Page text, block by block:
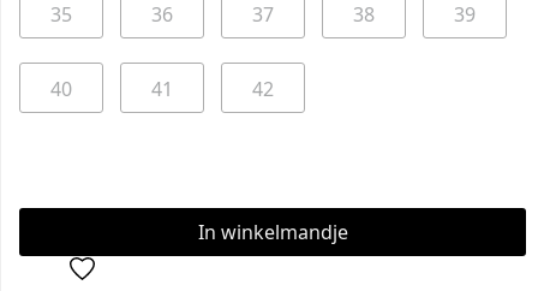
35 36 37 38 39
40 41 42